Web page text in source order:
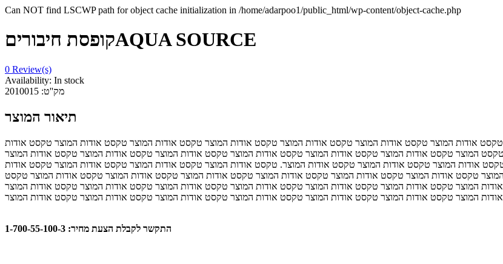
Can NOT find LSCWP path for object cache initialization in /home/adarpoo1/public_html/wp-content/object-cache.php
קופסת חיבוריםAQUA SOURCE
0 Review(s)
Availability: In stock
מק''ט: 2010015
תיאור המוצר
אודות המוצר טקסט אודות המוצר טקסט אודות המוצר טקסט אודות המוצר טקסט אודות המוצר טקסט אודות המוצר טקסט אודות
המוצר טקסט אודות המוצר טקסט אודות המוצר טקסט אודות המוצר טקסט אודות המוצר טקסט אודות המוצר טקסט אודות המוצר
אודות המוצר טקסט אודות המוצר טקסט אודות המוצר. טקסט אודות המוצר טקסט אודות המוצר טקסט אודות המוצר טקסט אודות
טקסט אודות המוצר טקסט אודות המוצר טקסט אודות המוצר טקסט אודות המוצר טקסט אודות המוצר טקסט אודות המוצר טקסט
המוצר טקסט אודות המוצר טקסט אודות המוצר טקסט אודות המוצר טקסט אודות המוצר טקסט אודות המוצר טקסט אודות המוצר
התקשר לקבלת הצעת מחיר: 1-700-55-100-3